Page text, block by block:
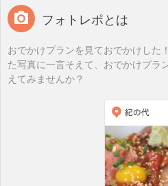
フォトレポとは
おでかけプランを見ておでかけした
た写真に一言そえて、おでかけプラ
えてみませんか？